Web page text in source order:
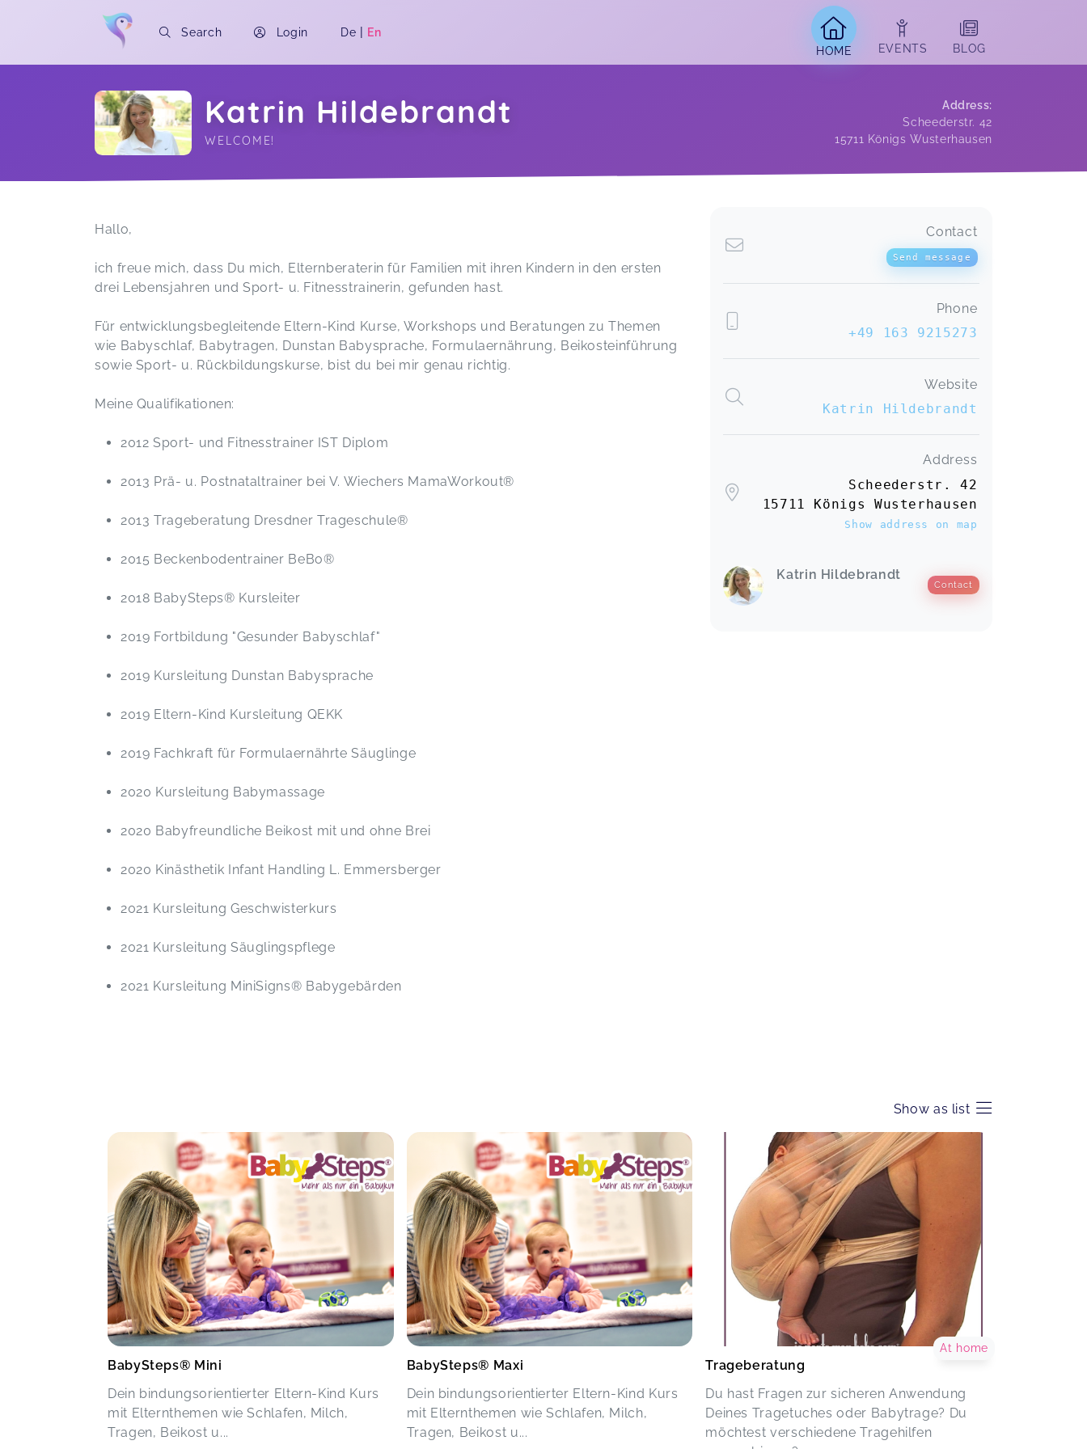
Search Login De | En
HOME
EVENTS BLOG
Katrin Hildebrandt
WELCOME!
Address:
Scheederstr. 42
15711 Königs Wusterhausen
Hallo,
ich freue mich, dass Du mich, Elternberaterin für Familien mit ihren Kindern in den ersten
drei Lebensjahren und Sport- u. Fitnesstrainerin, gefunden hast.
Für entwicklungsbegleitende Eltern-Kind Kurse, Workshops und Beratungen zu Themen
wie Babyschlaf, Babytragen, Dunstan Babysprache, Formulaernährung, Beikosteinführung
sowie Sport- u. Rückbildungskurse, bist du bei mir genau richtig.
Meine Qualifikationen:
2012 Sport- und Fitnesstrainer IST Diplom
2013 Prä- u. Postnataltrainer bei V. Wiechers MamaWorkout®
2013 Trageberatung Dresdner Trageschule®
2015 Beckenbodentrainer BeBo®
2018 BabySteps® Kursleiter
2019 Fortbildung "Gesunder Babyschlaf"
2019 Kursleitung Dunstan Babysprache
2019 Eltern-Kind Kursleitung QEKK
2019 Fachkraft für Formulaernährte Säuglinge
2020 Kursleitung Babymassage
2020 Babyfreundliche Beikost mit und ohne Brei
2020 Kinästhetik Infant Handling L. Emmersberger
2021 Kursleitung Geschwisterkurs
2021 Kursleitung Säuglingspflege
2021 Kursleitung MiniSigns® Babygebärden
Contact
Send message
Phone
+49 163 9215273
Website
Katrin Hildebrandt
Address
Scheederstr. 42
15711 Königs Wusterhausen
Show address on map
Katrin Hildebrandt
Contact
Show as list
BabySteps® Mini
Dein bindungsorientierter Eltern-Kind Kurs
mit Elternthemen wie Schlafen, Milch,
Tragen, Beikost u...
BabySteps® Maxi
Dein bindungsorientierter Eltern-Kind Kurs
mit Elternthemen wie Schlafen, Milch,
Tragen, Beikost u...
Trageberatung
Du hast Fragen zur sicheren Anwendung
Deines Tragetuches oder Babytrage? Du
möchtest verschiedene Tragehilfen
At home